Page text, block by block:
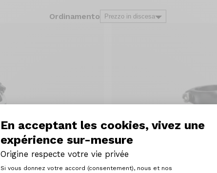
En acceptant les cookies, vivez une
expérience sur-mesure
Origine respecte votre vie privée
Plateforme de Gestion du
Si vous donnez votre accord (consentement), nous et nos
Ordinamento